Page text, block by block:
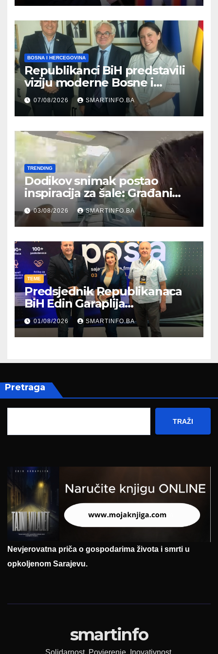
građanima
BOSNA I HERCEGOVINA
Republikanci BiH predstavili
viziju moderne Bosne i
Hercegovine ambasadoru
Njemačke
07/08/2026 SMARTINFO.BA
TRENDING
Dodikov snimak postao
inspiracija za šale: Građani
kroz parodiju poslali poruku
03/08/2026 SMARTINFO.BA
TEME
Predsjednik Republikanaca
BiH Edin Garaplija
prisustvovao prezentaciji
Federalnog sajma
zapošljavanja
01/08/2026 SMARTINFO.BA
Pretraga
TRAŽI
Nevjerovatna priča o gospodarima života i smrti u
opkoljenom Sarajevu.
smartinfo